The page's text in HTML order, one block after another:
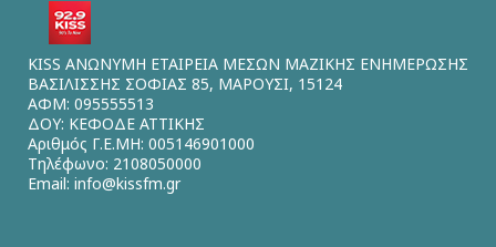
KISS ΑΝΩΝΥΜΗ ΕΤΑΙΡΕΙΑ ΜΕΣΩΝ ΜΑΖΙΚΗΣ ΕΝΗΜΕΡΩΣΗΣ
ΒΑΣΙΛΙΣΣΗΣ ΣΟΦΙΑΣ 85, ΜΑΡΟΥΣΙ, 15124
ΑΦΜ: 095555513
ΔΟΥ: ΚΕΦΟΔΕ ΑΤΤΙΚΗΣ
Αριθμός Γ.Ε.ΜΗ: 005146901000
Τηλέφωνο: 2108050000
Email: info@kissfm.gr